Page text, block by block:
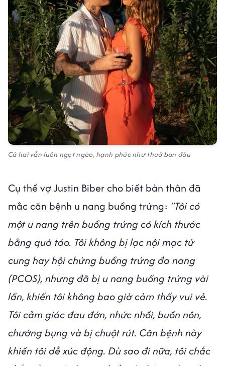
Cả hai vẫn luôn ngọt ngào, hạnh phúc như thuở ban đầu
Cụ thể vợ Justin Biber cho biết bản thân đã
mắc căn bệnh u nang buồng trứng: "Tôi có
một u nang trên buồng trứng có kích thước
bằng quả táo. Tôi không bị lạc nội mạc tử
cung hay hội chứng buồng trứng đa nang
(PCOS), nhưng đã bị u nang buồng trứng vài
lần, khiến tôi không bao giờ cảm thấy vui vẻ.
Tôi cảm giác đau đớn, nhức nhối, buồn nôn,
chướng bụng và bị chuột rút. Căn bệnh này
khiến tôi dễ xúc động. Dù sao đi nữa, tôi chắc